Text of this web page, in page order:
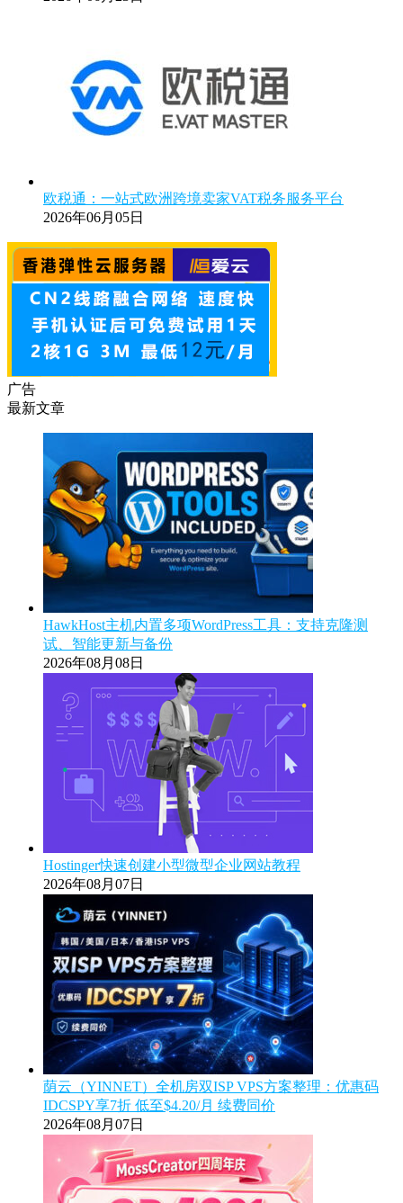
欧税通：一站式欧洲跨境卖家VAT税务服务平台
2026年06月05日
广告
最新文章
HawkHost主机内置多项WordPress工具：支持克隆测
试、智能更新与备份
2026年08月08日
Hostinger快速创建小型微型企业网站教程
2026年08月07日
荫云（YINNET）全机房双ISP VPS方案整理：优惠码
IDCSPY享7折 低至$4.20/月 续费同价
2026年08月07日